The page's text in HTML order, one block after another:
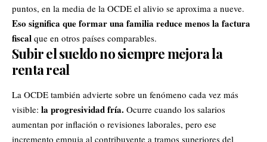
puntos, en la media de la OCDE el alivio se aproxima a nueve.
Eso significa que formar una familia reduce menos la factura
fiscal que en otros países comparables.
Subir el sueldo no siempre mejora la
renta real
La OCDE también advierte sobre un fenómeno cada vez más
visible: la progresividad fría. Ocurre cuando los salarios
aumentan por inflación o revisiones laborales, pero ese
incremento empuja al contribuyente a tramos superiores del